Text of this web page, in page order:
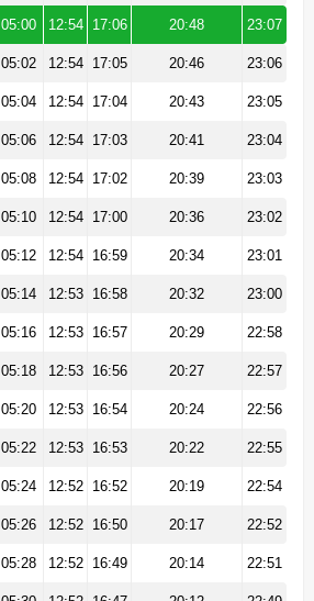
05:00 12:54 17:06 20:48 23:07
05:02 12:54 17:05 20:46 23:06
05:04 12:54 17:04 20:43 23:05
05:06 12:54 17:03 20:41 23:04
05:08 12:54 17:02 20:39 23:03
05:10 12:54 17:00 20:36 23:02
05:12 12:54 16:59 20:34 23:01
05:14 12:53 16:58 20:32 23:00
05:16 12:53 16:57 20:29 22:58
05:18 12:53 16:56 20:27 22:57
05:20 12:53 16:54 20:24 22:56
05:22 12:53 16:53 20:22 22:55
05:24 12:52 16:52 20:19 22:54
05:26 12:52 16:50 20:17 22:52
05:28 12:52 16:49 20:14 22:51